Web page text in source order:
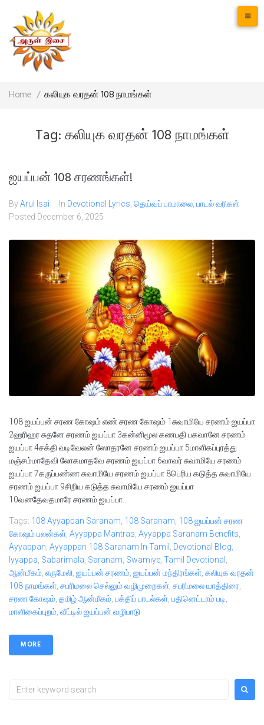
Home / கலியுக வரதன் 108 நாமங்கள்
Tag:கலியுக வரதன் 108 நாமங்கள்
ஐயப்பன் 108 சரணங்கள்!
ByArul Isai In Devotional Lyrics தெய்வப் பாமாலை பாடல் வரிகள்
Posted December 6, 2025
108 ஐயப்பன் சரண கோஷம் எண் சரண கோஷம் 1சுவாமியே சரணம் ஐயப்பா
2ஹரிஹர சுதனே சரணம் ஐயப்பா 3கன்னிமூல கணபதி பகவானே சரணம்
ஐயப்பா 4சக்தி வடிவேலன் ஸோதரனே சரணம் ஐயப்பா 5மாளிகப்புரத்து
மஞ்சம்மாதேவி லோகமாதவே சரணம் ஐயப்பா 6வாவர் சுவாமியே சரணம்
ஐயப்பா 7கருப்பண்ண சுவாமியே சரணம் ஐயப்பா 8பெரிய கடுத்த சுவாமியே
சரணம் ஐயப்பா 9சிறிய கடுத்த சுவாமியே சரணம் ஐயப்பா
10வனதேவதமாரே சரணம் ஐயப்பா...
Tags: 108 Ayyappan Saranam, 108 Saranam, 108 ஐயப்பன் சரண
கோஷம் பலன்கள், Ayyappa Mantras, Ayyappa Saranam Benefits,
Ayyappan, Ayyappan 108 Saranam In Tamil , Devotional Blog,
Iyyappa, Sabarimala, Saranam, Swamiye, Tamil Devotional ,
ஆன்மீகம், எருமேலி, ஐயப்பன் சரணம், ஐயப்பன் மந்திரங்கள், கலியுக வரதன்
108 நாமங்கள், சபரிமலை செல்லும் வழிமுறைகள், சபரிமலை யாத்திரை,
சரண கோஷம், தமிழ் ஆன்மீகம், பக்திப் பாடல்கள், பதினெட்டாம் படி,
மாளிகைப்புறம், வீட்டில் ஐயப்பன் வழிபாடு
MORE